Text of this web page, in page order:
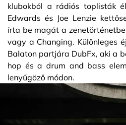
klubokból a rádiós toplisták
Edwards és Joe Lenzie
írta be magát a
vagy a Changing. Különleges
Balaton partjára DubFx, aki a
hop és a drum and bass
lenyűgöző módon.